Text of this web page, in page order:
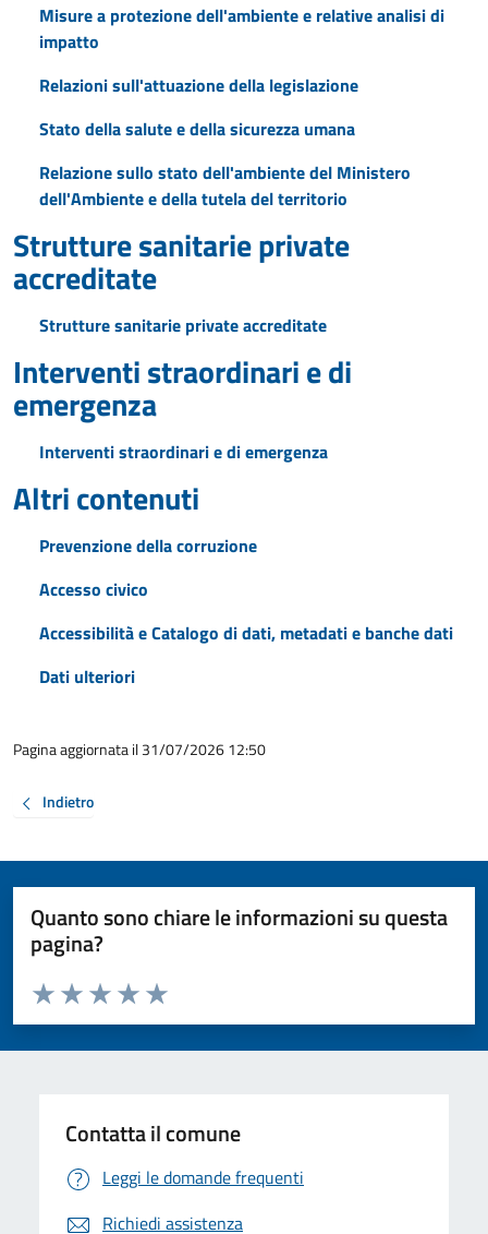
Misure a protezione dell'ambiente e relative analisi di
impatto
Relazioni sull'attuazione della legislazione
Stato della salute e della sicurezza umana
Relazione sullo stato dell'ambiente del Ministero
dell'Ambiente e della tutela del territorio
Strutture sanitarie private
accreditate
Strutture sanitarie private accreditate
Interventi straordinari e di
emergenza
Interventi straordinari e di emergenza
Altri contenuti
Prevenzione della corruzione
Accesso civico
Accessibilità e Catalogo di dati, metadati e banche dati
Dati ulteriori
Pagina aggiornata il 31/07/2026 12:50
Indietro
Quanto sono chiare le informazioni su questa
pagina?
Valuta da 1 a 5 stelle la pagina
Valuta 5 stelle su 5
Valuta 4 stelle su 5
Valuta 3 stelle su 5
Valuta 2 stelle su 5
Valuta 1 stelle su 5
Contatta il comune
Leggi le domande frequenti
Richiedi assistenza